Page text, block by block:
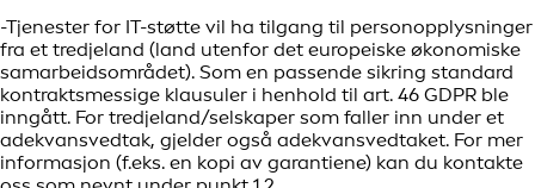
-Tjenester for IT-støtte vil ha tilgang til personopplysninger
fra et tredjeland (land utenfor det europeiske økonomiske
samarbeidsområdet). Som en passende sikring standard
kontraktsmessige klausuler i henhold til art. 46 GDPR ble
inngått. For tredjeland/selskaper som faller inn under et
adekvansvedtak, gjelder også adekvansvedtaket. For mer
informasjon (f.eks. en kopi av garantiene) kan du kontakte